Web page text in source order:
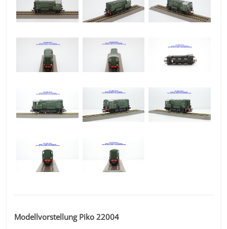
Modellvorstellung Piko 22004